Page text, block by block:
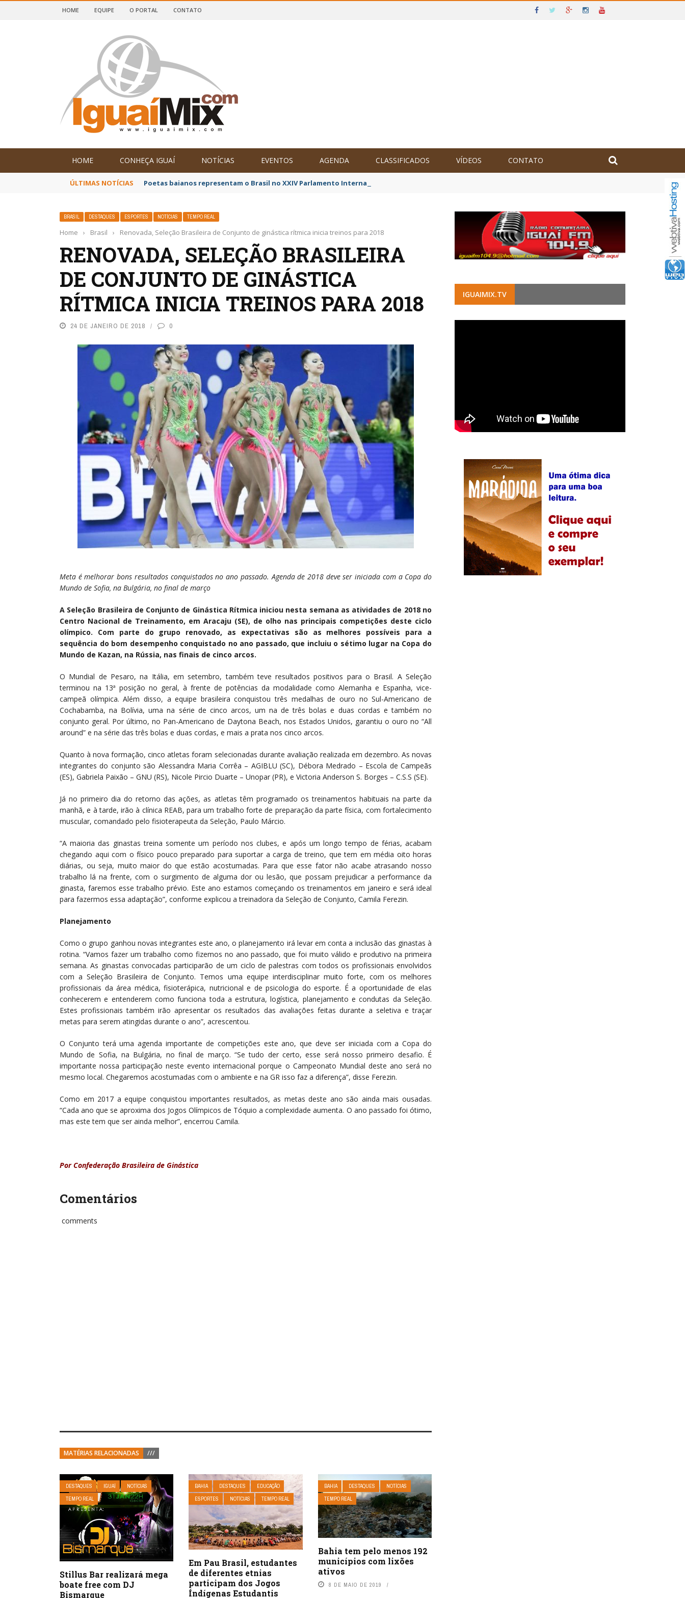
E SUDOESTE DA BAHIA
HOME EQUIPE O PORTAL CONTATO
HOME CONHEÇA IGUAÍ NOTÍCIAS EVENTOS AGENDA CLASSIFICADOS VÍDEOS CONTATO
ÚLTIMAS NOTÍCIAS Poetas baianos representam o Brasil no XXIV Parlamento Internacional de Escritores, na Colômbia
BRASIL DESTAQUES ESPORTES NOTÍCIAS TEMPO REAL
Home › Brasil › Renovada, Seleção Brasileira de Conjunto de ginástica rítmica inicia treinos para 2018
RENOVADA, SELEÇÃO BRASILEIRA
DE CONJUNTO DE GINÁSTICA
RÍTMICA INICIA TREINOS PARA 2018
24 DE JANEIRO DE 2018 0
Meta é melhorar bons resultados conquistados no ano passado. Agenda de 2018 deve ser iniciada com a Copa do
Mundo de Sofia, na Bulgária, no final de março
A Seleção Brasileira de Conjunto de Ginástica Rítmica iniciou nesta semana as atividades de 2018 no
Centro Nacional de Treinamento, em Aracaju (SE), de olho nas principais competições deste ciclo
olímpico. Com parte do grupo renovado, as expectativas são as melhores possíveis para a
sequência do bom desempenho conquistado no ano passado, que incluiu o sétimo lugar na Copa do
Mundo de Kazan, na Rússia, nas finais de cinco arcos.
O Mundial de Pesaro, na Itália, em setembro, também teve resultados positivos para o Brasil. A Seleção
terminou na 13ª posição no geral, à frente de potências da modalidade como Alemanha e Espanha, vice-
campeã olímpica. Além disso, a equipe brasileira conquistou três medalhas de ouro no Sul-Americano de
Cochabamba, na Bolívia, uma na série de cinco arcos, um na de três bolas e duas cordas e também no
conjunto geral. Por último, no Pan-Americano de Daytona Beach, nos Estados Unidos, garantiu o ouro no “All
around” e na série das três bolas e duas cordas, e mais a prata nos cinco arcos.
Quanto à nova formação, cinco atletas foram selecionadas durante avaliação realizada em dezembro. As novas
integrantes do conjunto são Alessandra Maria Corrêa – AGIBLU (SC), Débora Medrado – Escola de Campeãs
(ES), Gabriela Paixão – GNU (RS), Nicole Pircio Duarte – Unopar (PR), e Victoria Anderson S. Borges – C.S.S (SE).
Já no primeiro dia do retorno das ações, as atletas têm programado os treinamentos habituais na parte da
manhã, e à tarde, irão à clínica REAB, para um trabalho forte de preparação da parte física, com fortalecimento
muscular, comandado pelo fisioterapeuta da Seleção, Paulo Márcio.
“A maioria das ginastas treina somente um período nos clubes, e após um longo tempo de férias, acabam
chegando aqui com o físico pouco preparado para suportar a carga de treino, que tem em média oito horas
diárias, ou seja, muito maior do que estão acostumadas. Para que esse fator não acabe atrasando nosso
trabalho lá na frente, com o surgimento de alguma dor ou lesão, que possam prejudicar a performance da
ginasta, faremos esse trabalho prévio. Este ano estamos começando os treinamentos em janeiro e será ideal
para fazermos essa adaptação”, conforme explicou a treinadora da Seleção de Conjunto, Camila Ferezin.
Planejamento
Como o grupo ganhou novas integrantes este ano, o planejamento irá levar em conta a inclusão das ginastas à
rotina. “Vamos fazer um trabalho como fizemos no ano passado, que foi muito válido e produtivo na primeira
semana. As ginastas convocadas participarão de um ciclo de palestras com todos os profissionais envolvidos
com a Seleção Brasileira de Conjunto. Temos uma equipe interdisciplinar muito forte, com os melhores
profissionais da área médica, fisioterápica, nutricional e de psicologia do esporte. É a oportunidade de elas
conhecerem e entenderem como funciona toda a estrutura, logística, planejamento e condutas da Seleção.
Estes profissionais também irão apresentar os resultados das avaliações feitas durante a seletiva e traçar
metas para serem atingidas durante o ano”, acrescentou.
O Conjunto terá uma agenda importante de competições este ano, que deve ser iniciada com a Copa do
Mundo de Sofia, na Bulgária, no final de março. “Se tudo der certo, esse será nosso primeiro desafio. É
importante nossa participação neste evento internacional porque o Campeonato Mundial deste ano será no
mesmo local. Chegaremos acostumadas com o ambiente e na GR isso faz a diferença”, disse Ferezin.
Como em 2017 a equipe conquistou importantes resultados, as metas deste ano são ainda mais ousadas.
“Cada ano que se aproxima dos Jogos Olímpicos de Tóquio a complexidade aumenta. O ano passado foi ótimo,
mas este tem que ser ainda melhor”, encerrou Camila.
Por Confederação Brasileira de Ginástica
Comentários
comments
MATÉRIAS RELACIONADAS ///
DESTAQUES IGUAÍ
NOTÍCIAS
TEMPO REAL
Stillus Bar realizará mega
boate free com DJ
Bismarque
BAHIA DESTAQUES
EDUCAÇÃO
ESPORTES
NOTÍCIAS TEMPO REAL
Em Pau Brasil, estudantes
de diferentes etnias
participam dos Jogos
Índígenas Estudantis
BAHIA DESTAQUES
NOTÍCIAS
TEMPO REAL
Bahia tem pelo menos 192
municípios com lixões
ativos
8 DE MAIO DE 2019
IGUAIMIX.TV